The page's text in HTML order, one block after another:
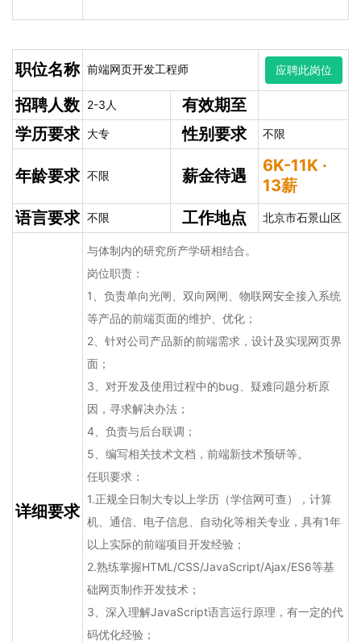
职位名称 前端网页开发工程师 应聘此岗位
招聘人数 2-3人
有效期至
学历要求 大专 性别要求 不限
年龄要求 不限 薪金待遇
6K-11K ·
13薪
语言要求 不限 工作地点 北京市石景山区
详细要求
与体制内的研究所产学研相结合。
岗位职责：
1、负责单向光闸、双向网闸、物联网安全接入系统
等产品的前端页面的维护、优化；
2、针对公司产品新的前端需求，设计及实现网页界
面；
3、对开发及使用过程中的bug、疑难问题分析原
因，寻求解决办法；
4、负责与后台联调；
5、编写相关技术文档，前端新技术预研等。
任职要求：
1.正规全日制大专以上学历（学信网可查），计算
机、通信、电子信息、自动化等相关专业，具有1年
以上实际的前端项目开发经验；
2.熟练掌握HTML/CSS/JavaScript/Ajax/ES6等基
础网页制作开发技术；
3、深入理解JavaScript语言运行原理，有一定的代
码优化经验；